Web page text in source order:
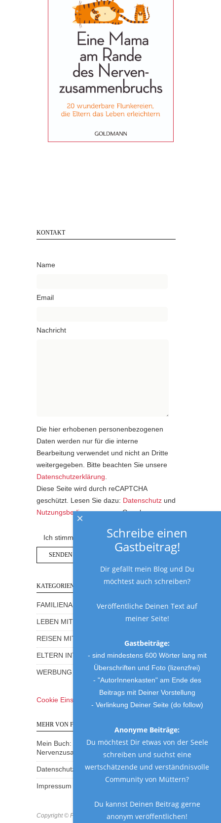
KONTAKT
Name
Email
Nachricht
Die hier erhobenen personenbezogenen
Daten werden nur für die interne
Bearbeitung verwendet und nicht an Dritte
weitergegeben. Bitte beachten Sie unsere
Datenschutzerklärung.
Diese Seite wird durch reCAPTCHA
geschützt. Lesen Sie dazu: Datenschutz und
Nutzungsbedingungenvon Google.
Ich stimme der Datenschutzerklärung zu.
KATEGORIEN
FAMILIENALLTAG MIT HUMOR
LEBEN MIT KINDERN
REISEN MIT KINDERN
ELTERN INTERVIEWS
WERBUNG UND GEWINNSPIELE
Cookie Einstellungen
MEHR VON FRAU MUTTER
Mein Buch: Eine Mama am Rande des
Nervenzusammenbruchs
Datenschutzerklärung
Impressum
Copyright © Frau Mutter 2018 * https://frau-mutter.com
Schreibe einen
Gastbeitrag!
Dir gefällt mein Blog und Du
möchtest auch schreiben?
Veröffentliche Deinen Text auf
meiner Seite!
Gastbeiträge:
- sind mindestens 600 Wörter lang mit
Überschriften und Foto (lizenzfrei)
- "AutorInnenkasten" am Ende des
Beitrags mit Deiner Vorstellung
- Verlinkung Deiner Seite (do follow)
Anonyme Beiträge:
Du möchtest Dir etwas von der Seele
schreiben und suchst eine
wertschätzende und verständnisvolle
Community von Müttern?
Du kannst Deinen Beitrag gerne
anonym veröffentlichen!
×